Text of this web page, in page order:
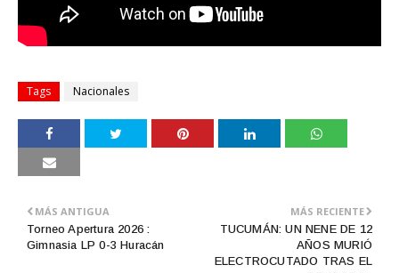
Tags Nacionales
MÁS RECIENTE
TUCUMÁN: UN NENE DE 12
AÑOS MURIÓ
ELECTROCUTADO TRAS EL
MÁS ANTIGUA
Torneo Apertura 2026 :
Gimnasia LP 0-3 Huracán